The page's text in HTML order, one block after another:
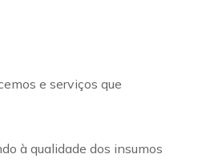
e serviços que
à qualidade dos insumos